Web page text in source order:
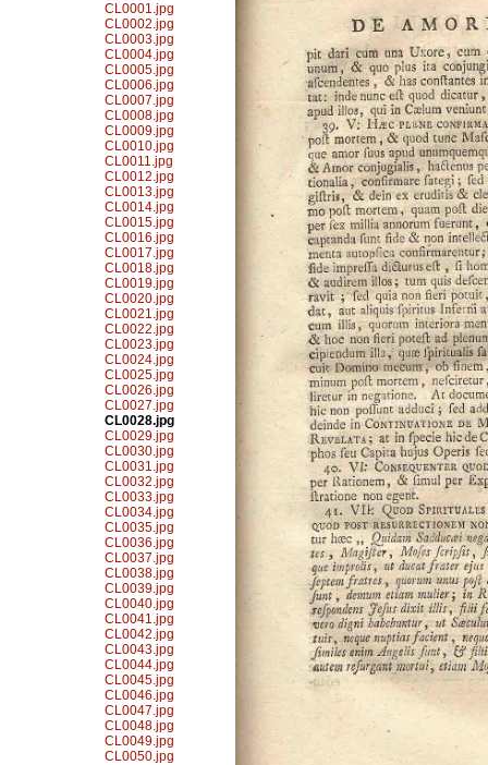
CL0001.jpg
CL0002.jpg
CL0003.jpg
CL0004.jpg
CL0005.jpg
CL0006.jpg
CL0007.jpg
CL0008.jpg
CL0009.jpg
CL0010.jpg
CL0011.jpg
CL0012.jpg
CL0013.jpg
CL0014.jpg
CL0015.jpg
CL0016.jpg
CL0017.jpg
CL0018.jpg
CL0019.jpg
CL0020.jpg
CL0021.jpg
CL0022.jpg
CL0023.jpg
CL0024.jpg
CL0025.jpg
CL0026.jpg
CL0027.jpg
CL0028.jpg
CL0029.jpg
CL0030.jpg
CL0031.jpg
CL0032.jpg
CL0033.jpg
CL0034.jpg
CL0035.jpg
CL0036.jpg
CL0037.jpg
CL0038.jpg
CL0039.jpg
CL0040.jpg
CL0041.jpg
CL0042.jpg
CL0043.jpg
CL0044.jpg
CL0045.jpg
CL0046.jpg
CL0047.jpg
CL0048.jpg
CL0049.jpg
CL0050.jpg